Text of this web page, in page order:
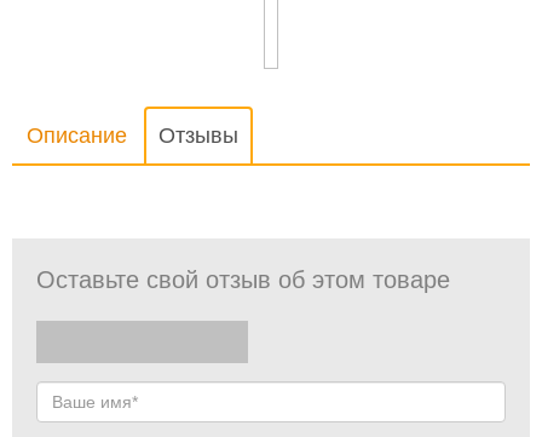
Описание Отзывы
Оставьте свой отзыв об этом товаре